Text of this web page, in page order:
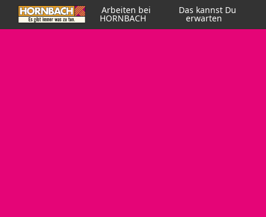
Arbeiten bei
HORNBACH
Das kannst Du
erwarten